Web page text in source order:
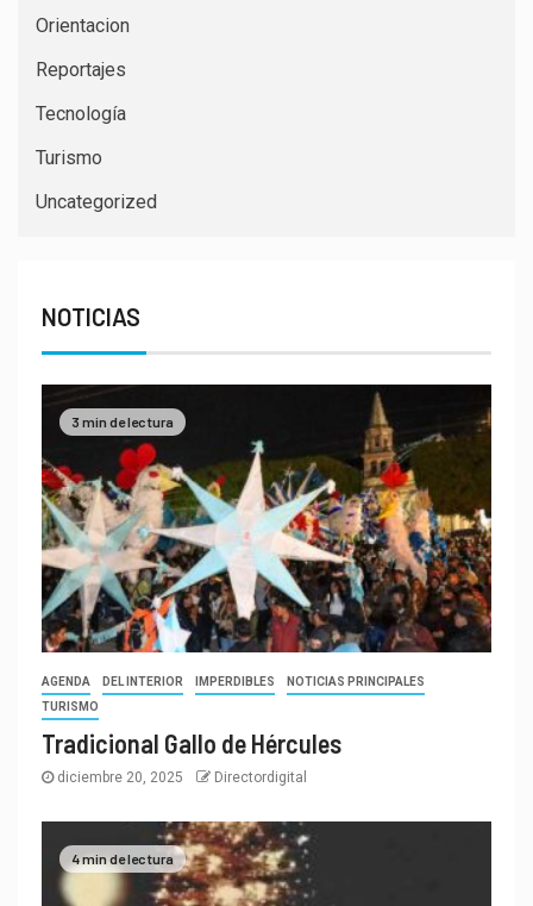
Orientacion
Reportajes
Tecnología
Turismo
Uncategorized
NOTICIAS
3 min de lectura
AGENDA DEL INTERIOR IMPERDIBLES
NOTICIAS PRINCIPALES
TURISMO
Tradicional Gallo de Hércules
diciembre 20, 2025 Directordigital
4 min de lectura